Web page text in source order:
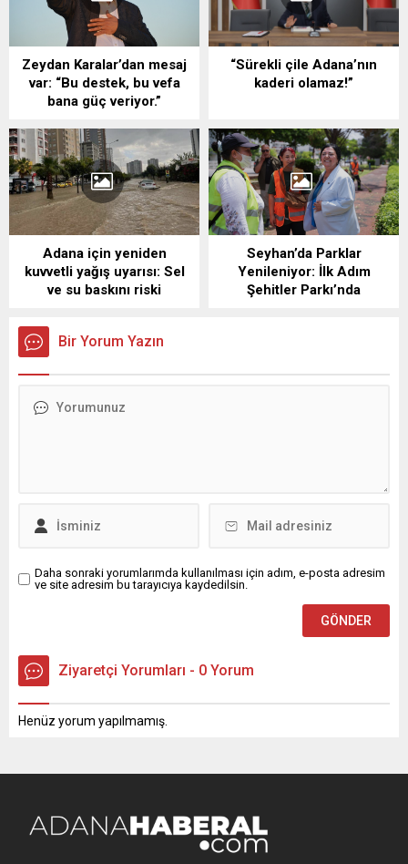
Zeydan Karalar’dan mesaj
var: “Bu destek, bu vefa
bana güç veriyor.”
“Sürekli çile Adana’nın
kaderi olamaz!”
Adana için yeniden
kuvvetli yağış uyarısı: Sel
ve su baskını riski
Seyhan’da Parklar
Yenileniyor: İlk Adım
Şehitler Parkı’nda
Bir Yorum Yazın
Daha sonraki yorumlarımda kullanılması için adım, e-posta adresim
ve site adresim bu tarayıcıya kaydedilsin.
Ziyaretçi Yorumları - 0 Yorum
Henüz yorum yapılmamış.